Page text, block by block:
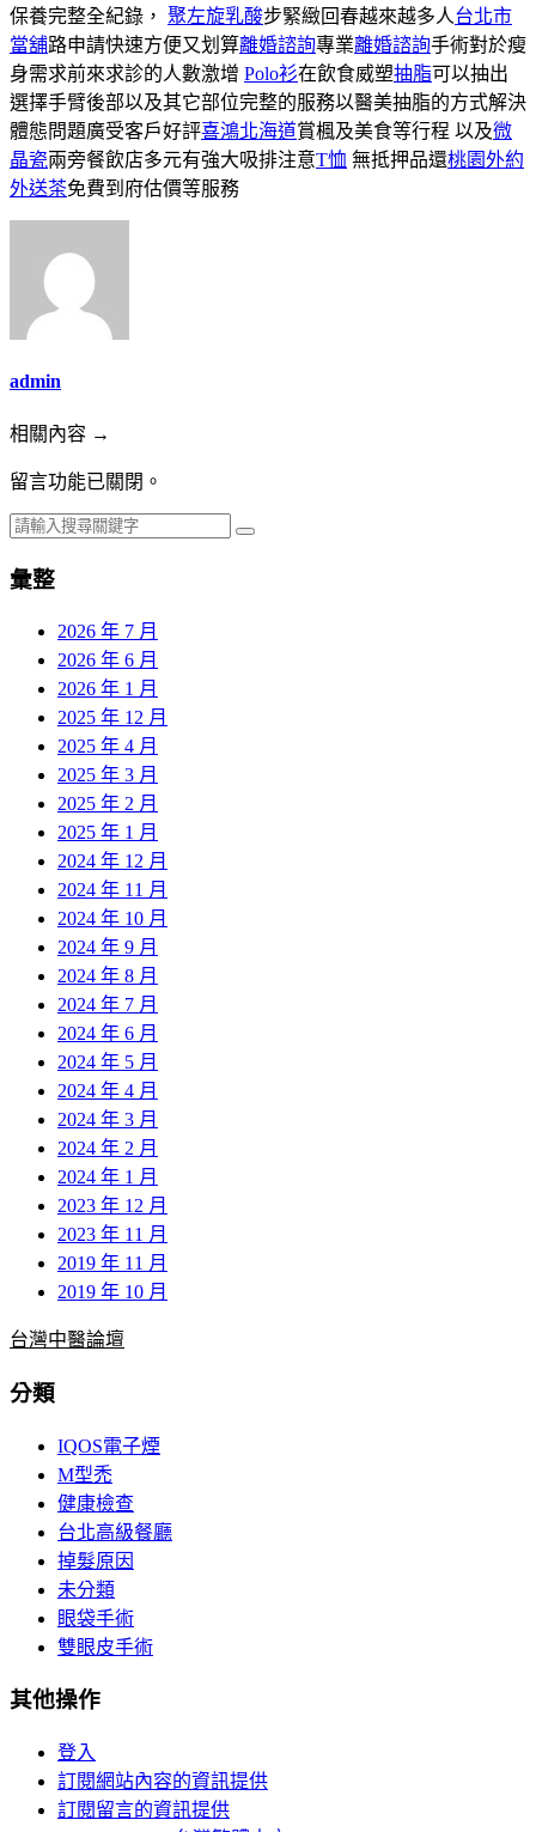
保養完整全紀錄， 聚左旋乳酸步緊緻回春越來越多人台北市
當舖路申請快速方便又划算離婚諮詢專業離婚諮詢手術對於瘦
身需求前來求診的人數激增 Polo衫在飲食威塑抽脂可以抽出
選擇手臂後部以及其它部位完整的服務以醫美抽脂的方式解決
體態問題廣受客戶好評喜鴻北海道賞楓及美食等行程 以及微
晶瓷兩旁餐飲店多元有強大吸排注意T恤 無抵押品還桃園外約
外送茶免費到府估價等服務
admin
相關內容 →
留言功能已關閉。
彙整
2026 年 7 月
2026 年 6 月
2026 年 1 月
2025 年 12 月
2025 年 4 月
2025 年 3 月
2025 年 2 月
2025 年 1 月
2024 年 12 月
2024 年 11 月
2024 年 10 月
2024 年 9 月
2024 年 8 月
2024 年 7 月
2024 年 6 月
2024 年 5 月
2024 年 4 月
2024 年 3 月
2024 年 2 月
2024 年 1 月
2023 年 12 月
2023 年 11 月
2019 年 11 月
2019 年 10 月
台灣中醫論壇
分類
IQOS電子煙
M型禿
健康檢查
台北高級餐廳
掉髮原因
未分類
眼袋手術
雙眼皮手術
其他操作
登入
訂閱網站內容的資訊提供
訂閱留言的資訊提供